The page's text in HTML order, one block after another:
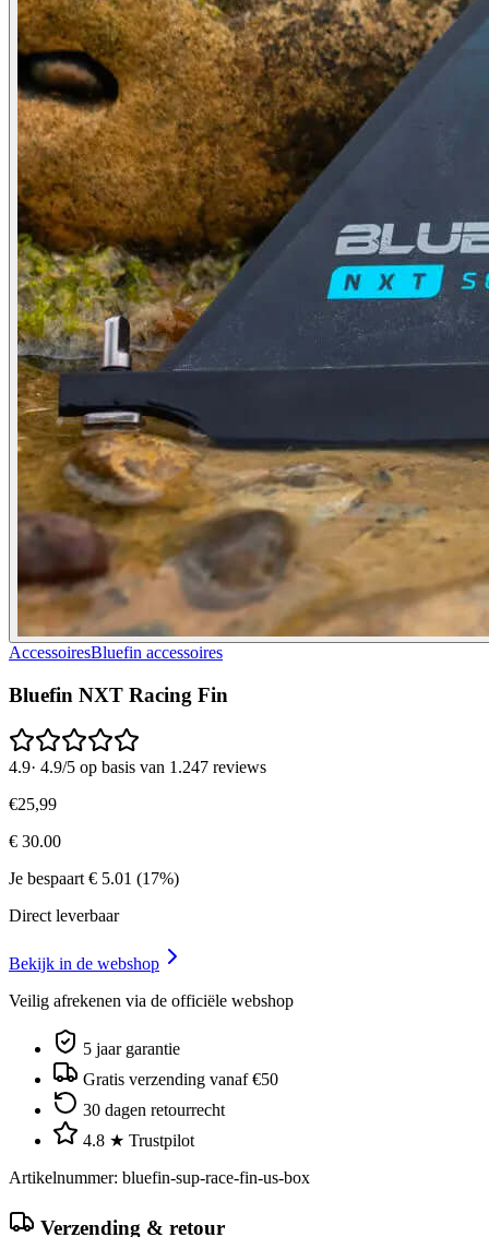
AccessoiresBluefin accessoires
Bluefin NXT Racing Fin
4.9· 4.9/5 op basis van 1.247 reviews
€25,99
€ 30.00
Je bespaart € 5.01 (17%)
Direct leverbaar
Bekijk in de webshop
Veilig afrekenen via de officiële webshop
5 jaar garantie
Gratis verzending vanaf €50
30 dagen retourrecht
4.8 ★ Trustpilot
Artikelnummer: bluefin-sup-race-fin-us-box
Verzending & retour